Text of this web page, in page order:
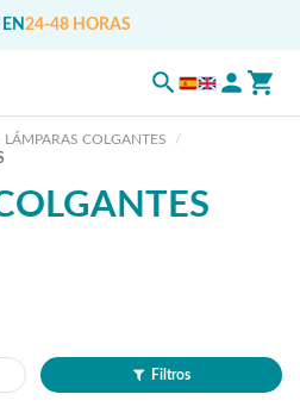
24-48 HORAS
LÁMPARAS COLGANTES
Filtros